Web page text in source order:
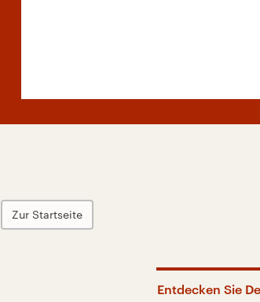
Zur Startseite
Entdecken Sie